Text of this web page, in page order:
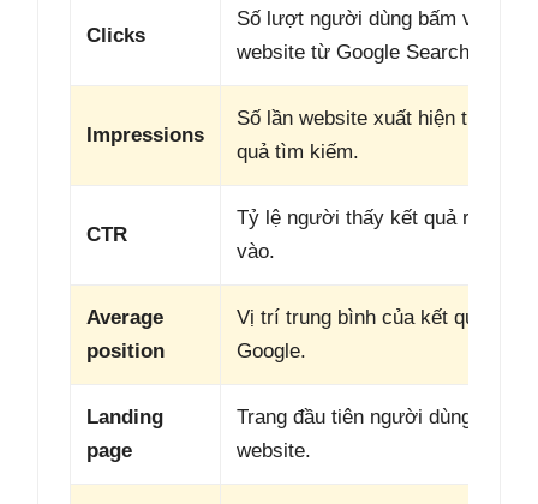
Clicks
Số lượt người dùng bấm vào
website từ Google Search.
Impressions
Số lần website xuất hiện trong
quả tìm kiếm.
CTR
Tỷ lệ người thấy kết quả rồi bấm
vào.
Average
position
Vị trí trung bình của kết quả trên
Google.
Landing
page
Trang đầu tiên người dùng vào
website.